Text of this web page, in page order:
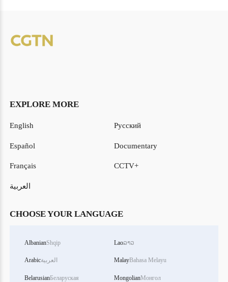
EXPLORE MORE
English
Español
Français
العربية
Русский
Documentary
CCTV+
CHOOSE YOUR LANGUAGE
AlbanianShqip
Arabicالعربية
BelarusianБеларуская
Laoລາວ
MalayBahasa Melayu
MongolianМонгол